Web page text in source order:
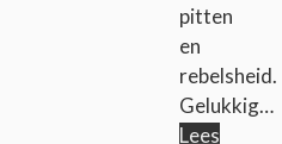
pitten
en
rebelsheid.
Gelukkig…
Lees